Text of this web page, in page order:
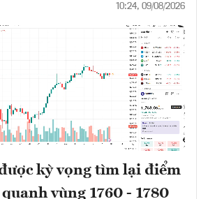
10:24, 09/08/2026
kỳ vọng tìm lại điểm
vùng 1760 - 1780